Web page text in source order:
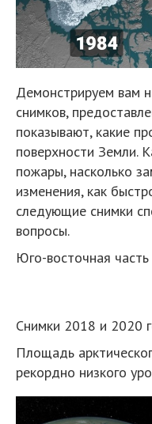
Демонстрируем вам
снимков,
показывают, какие
поверхности Земли.
пожары, насколько
изменения, как
следующие снимки
вопросы.
Юго-восточная
Снимки 2018 и 2020
Площадь
рекордно низкого